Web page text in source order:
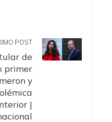
POST
de
primer
y
|